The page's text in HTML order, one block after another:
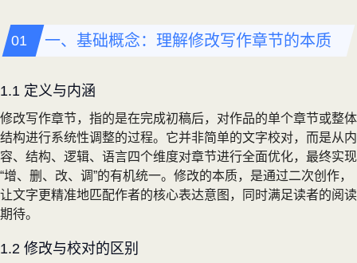
一、基础概念：理解修改写作章节的本质
1.1 定义与内涵
修改写作章节，指的是在完成初稿后，对作品的单个章节或整体
结构进行系统性调整的过程。它并非简单的文字校对，而是从内
容、结构、逻辑、语言四个维度对章节进行全面优化，最终实现
“增、删、改、调”的有机统一。修改的本质，是通过二次创作，
让文字更精准地匹配作者的核心表达意图，同时满足读者的阅读
期待。
1.2 修改与校对的区别